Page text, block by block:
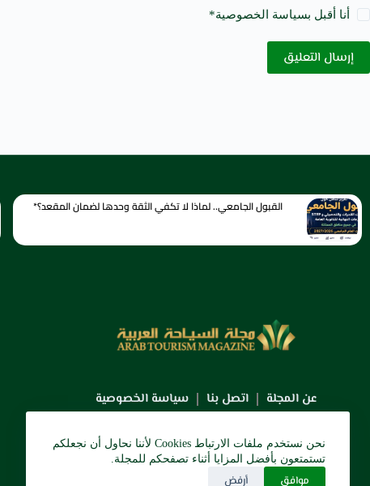
نحن نستخدم ملفات الارتباط Cookies لأننا نحاول أن نجعلكم
تستمتعون بأفضل المزايا أثناء تصفحكم للمجلة.
موافق أرفض
أنا أقبل بسياسة الخصوصية*
إرسال التعليق
القبول الجامعي.. لماذا لا تكفي الثقة وحدها لضمان المقعد؟*
عن المجلة اتصل بنا سياسة الخصوصية